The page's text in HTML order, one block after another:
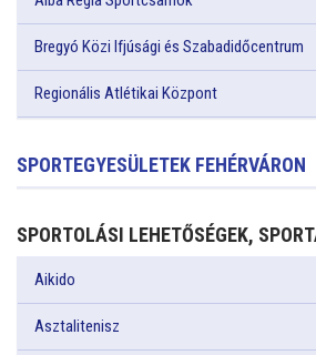
Bregyó Közi Ifjúsági és Szabadidőcentrum
Regionális Atlétikai Központ
SPORTEGYESÜLETEK FEHÉRVÁRON
SPORTOLÁSI LEHETŐSÉGEK,
Aikido
Asztalitenisz